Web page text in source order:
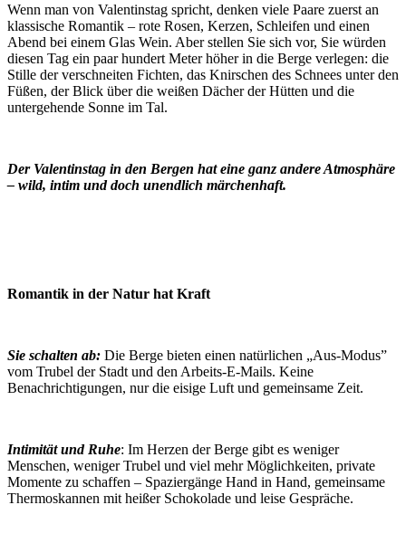
Wenn man von Valentinstag spricht, denken viele Paare zuerst an
klassische Romantik – rote Rosen, Kerzen, Schleifen und einen
Abend bei einem Glas Wein. Aber stellen Sie sich vor, Sie würden
diesen Tag ein paar hundert Meter höher in die Berge verlegen: die
Stille der verschneiten Fichten, das Knirschen des Schnees unter den
Füßen, der Blick über die weißen Dächer der Hütten und die
untergehende Sonne im Tal.
Der Valentinstag in den Bergen hat eine ganz andere Atmosphäre
– wild, intim und doch unendlich märchenhaft.
Romantik in der Natur hat Kraft
Sie schalten ab: Die Berge bieten einen natürlichen „Aus-Modus”
vom Trubel der Stadt und den Arbeits-E-Mails. Keine
Benachrichtigungen, nur die eisige Luft und gemeinsame Zeit.
Intimität und Ruhe: Im Herzen der Berge gibt es weniger
Menschen, weniger Trubel und viel mehr Möglichkeiten, private
Momente zu schaffen – Spaziergänge Hand in Hand, gemeinsame
Thermoskannen mit heißer Schokolade und leise Gespräche.